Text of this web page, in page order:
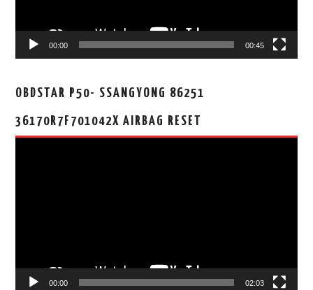
00:00 00:45
OBDSTAR P50- SSANGYONG 86251
36170R7F701042X AIRBAG RESET
00:00 02:03